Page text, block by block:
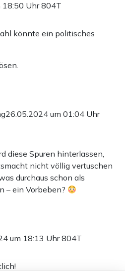
18:50 Uhr804T
könnte ein politisches
26.05.2024 um 01:04 Uhr
diese Spuren hinterlassen,
nicht völlig vertuschen
durchaus schon als
– ein Vorbeben?
um 18:13 Uhr804T